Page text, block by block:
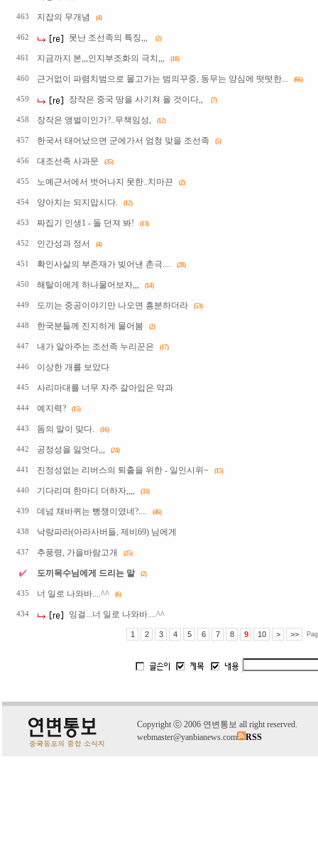
463 지잡의 무개념 (4)
462 못난 조선족의 특징,,, (2)
461 지금까지 본,,,인지부조화의 극치,,, (18)
460 근거없이 파렴치범으로 몰고가는 범의꾸중, 동무는 양심에 떳떳한... (66)
459 장작은 중국 땅을 사기쳐 올 것이다,, (7)
458 장작은 앵벌이인가?..무책임성, (12)
457 한국서 태어났으면 군에가서 엄청 맞을 조선족 (5)
456 대조선족 사과문 (35)
455 노예근서에서 벗어나지 못한..치마끈 (2)
454 양아치는 되지맙시다. (12)
453 짜집기 인생1 - 돌 던져 봐! (13)
452 인간성과 정서 (4)
451 확인사살의 부존재가 빚어낸 촌극.... (28)
450 해탈이에게 하나물어보자,,, (14)
449 도끼는 중공이야기만 나오면 흥분하더라 (53)
448 한국분들께 진지하게 물어봄 (2)
447 내가 알아주는 조선족 누리꾼은 (17)
446 이상한 개를 보았다
445 사리마대를 너무 자주 갈아입은 악과
444 예지력? (15)
443 돔의 말이 맞다. (16)
442 공정성을 잃엇다,,, (24)
441 진정성없는 리버스의 퇴출을 위한 - 일인시위~ (15)
440 기다리며 한마디 더하자,,,, (33)
439 데넘 채바퀴는 뻥쟁이였네?.... (46)
438 낙랑파라(아라사버들, 제비69) 님에게
437 추풍령, 가을바람고개 (25)
도끼목수님에게 드리는 말 (2)
435 너 일로 나와바....^^ (6)
434 잉걸...너 일로 나와바....^^
1 2 3 4 5 6 7 8 9 10 > >>
Copyright ⓒ 2006 연변통보 all right reserved.
webmaster@yanbianews.com
RSS